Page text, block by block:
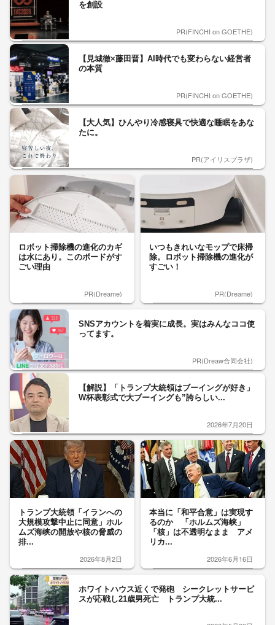
を創設
PR(FINCHI on GOETHE)
【見城徹×藤田晋】AI時代でも変わらない経営者
の本質
PR(FINCHI on GOETHE)
【大人気】ひんやり冷感寝具で快適な睡眠をあな
たに。
PR(アイリスプラザ)
ロボット掃除機の進化のカギ
は水にあり。このボードがす
ごい理由
PR(Dreame)
いつもきれいなモップで床掃
除。ロボット掃除機の進化が
すごい！
PR(Dreame)
SNSアカウントを着実に成長。実はみんなココ使
ってます。
PR(Dreaw合同会社)
【解説】「トランプ大統領はブーイングが好き」
W杯表彰式で大ブーイングも”誇らしい...
2026年7月20日
トランプ大統領「イランへの
大規模攻撃中止に同意」ホル
ムズ海峡の開放や核の脅威の
排...
2026年8月2日
本当に「和平合意」は実現す
るのか 「ホルムズ海峡」
「核」は不透明なまま アメ
リカ...
2026年6月16日
ホワイトハウス近くで発砲 シークレットサービ
スが応戦し21歳男死亡 トランプ大統...